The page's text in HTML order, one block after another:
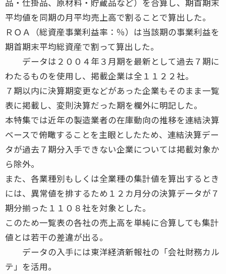
平均値を同期の月平均売上高で割ることで算出した。
ＲＯＡ（総資産事業利益率：％）は当該期の事業利益を
期首期末平均総資産で割って算出した。
データは２００４年３月期を最新として過去７期に
わたるものを使用し、掲載企業は全１１２２社。
７期以内に決算期変更などがあった企業もそのまま一覧
表に掲載し、変則決算だった期を欄外に明記した。
本特集では近年の製造業者の在庫動向の推移を連結決算
ベースで俯瞰することを主眼としたため、連結決算デー
タが過去７期分入手できない企業については掲載対象か
ら除外。
また、各業種別もしくは全業種の集計値を算出するとき
には、異常値を排するため１２カ月分の決算データが７
期分揃った１１０８社を対象とした。
このため一覧表の各社の売上高を単純に合算しても集計
値とは若干の差違が出る。
データの入手には東洋経済新報社の「会社財務カル
テ」を活用。